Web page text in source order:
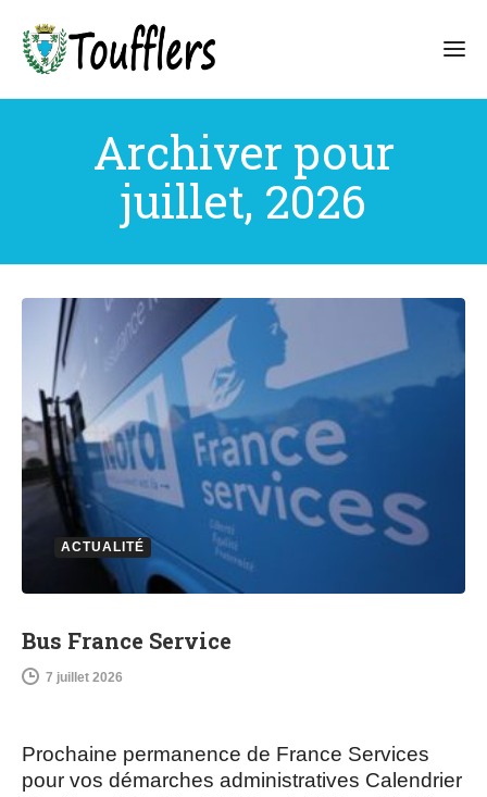
Archiver pour
juillet, 2026
ACTUALITÉ
Bus France Service
7 juillet 2026
Prochaine permanence de France Services
pour vos démarches administratives Calendrier